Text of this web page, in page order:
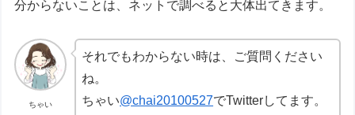
分からないことは、ネットで調べると大体出てきます。
ちゃい
それでもわからない時は、ご質問ください
ね。
ちゃい@chai20100527でTwitterしてます。